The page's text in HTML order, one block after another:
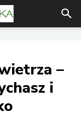
–
i